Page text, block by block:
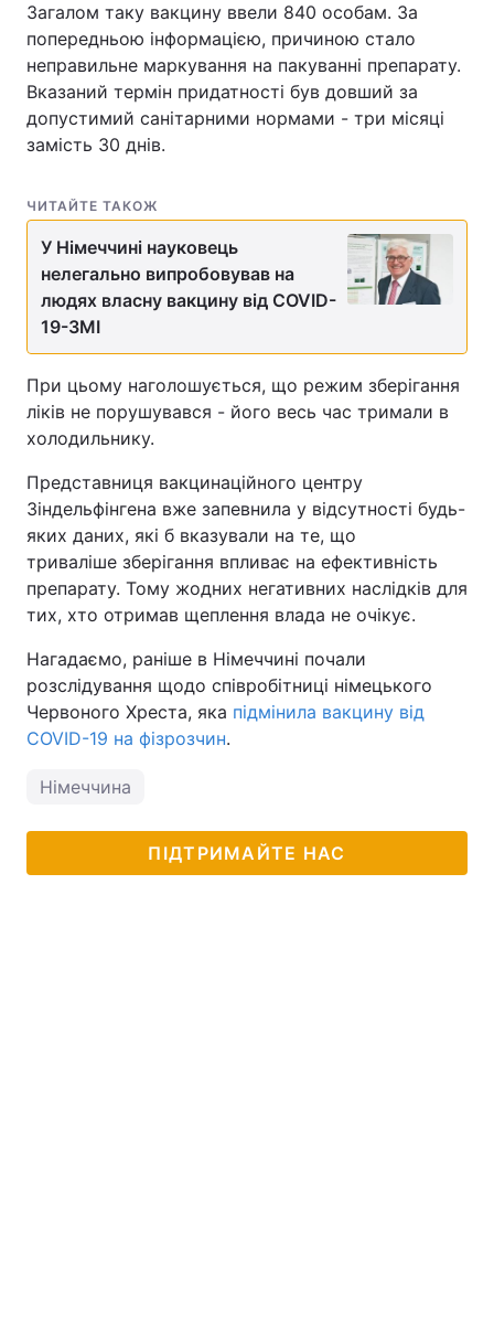
Загалом таку вакцину ввели 840 особам. За
попередньою інформацією, причиною стало
неправильне маркування на пакуванні препарату.
Вказаний термін придатності був довший за
допустимий санітарними нормами - три місяці
замість 30 днів.
ЧИТАЙТЕ ТАКОЖ
У Німеччині науковець
нелегально випробовував на
людях власну вакцину від COVID-
19-ЗМІ
При цьому наголошується, що режим зберігання
ліків не порушувався - його весь час тримали в
холодильнику.
Представниця вакцинаційного центру
Зіндельфінгена вже запевнила у відсутності будь-
яких даних, які б вказували на те, що
триваліше зберігання впливає на ефективність
препарату. Тому жодних негативних наслідків для
тих, хто отримав щеплення влада не очікує.
Нагадаємо, раніше в Німеччині почали
розслідування щодо співробітниці німецького
Червоного Хреста, яка підмінила вакцину від
COVID-19 на фізрозчин.
Німеччина
ПІДТРИМАЙТЕ НАС